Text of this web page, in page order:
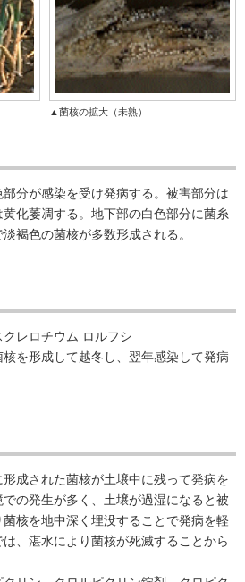
▲菌核の拡大（未熟）
分が感染を受け発病する。被害部分は
化萎凋する。地下部の白色部分に菌糸
褐色の菌核が多数形成される。
レロチウム ロルフシ
を形成して越冬し、翌年感染して発病
成された菌核が土壌中に残って発病を
の発生が多く、土壌が過湿になると被
核を地中深く埋没することで発病を軽
、湛水により菌核が死滅することから